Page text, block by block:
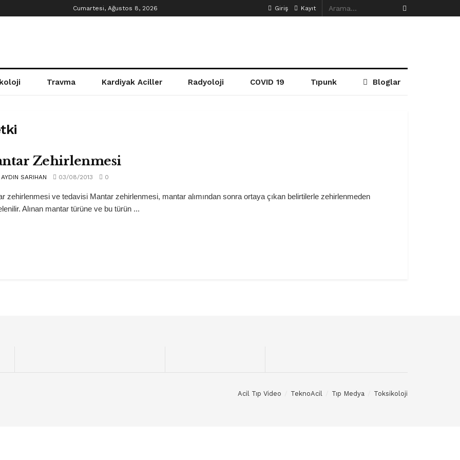
Cumartesi, Ağustos 8, 2026 Giriş Kayıt
Travma Kardiyak Aciller Radyoloji COVID 19 Tıpunk Bloglar
Zehirlenmesi
AYDIN SARIHAN 03/08/2013 0
zehirlenmesi ve tedavisi Mantar zehirlenmesi, mantar alımından sonra ortaya çıkan belirtilerle zehirlenmeden
Alınan mantar türüne ve bu türün ...
Acil Tıp Video TeknoAcil Tıp Medya Toksikoloji